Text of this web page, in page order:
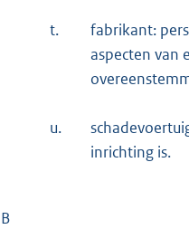
t.
fabrikant:
aspecten van
u.
inrichting is.
B